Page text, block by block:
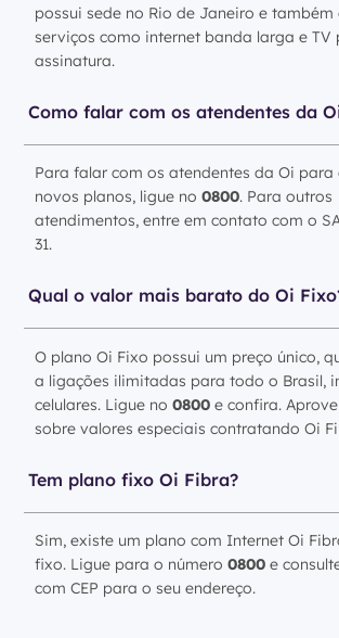
possui sede no Rio de Janeiro e também
serviços como internet banda larga e TV
assinatura.
Como falar com os atendentes da
Para falar com os atendentes da Oi
novos planos, ligue no0800. Para outros
atendimentos, entre em contato com o
31.
Qual o valor mais barato do Oi
O plano Oi Fixo possui um preço único,
a ligações ilimitadas para todo o Brasil,
celulares. Ligue no0800 e confira.
sobre valores especiais contratando Oi
Tem plano fixo Oi Fibra?
Sim, existe um plano com Internet Oi
fixo. Ligue para o número0800 e
com CEP para o seu endereço.